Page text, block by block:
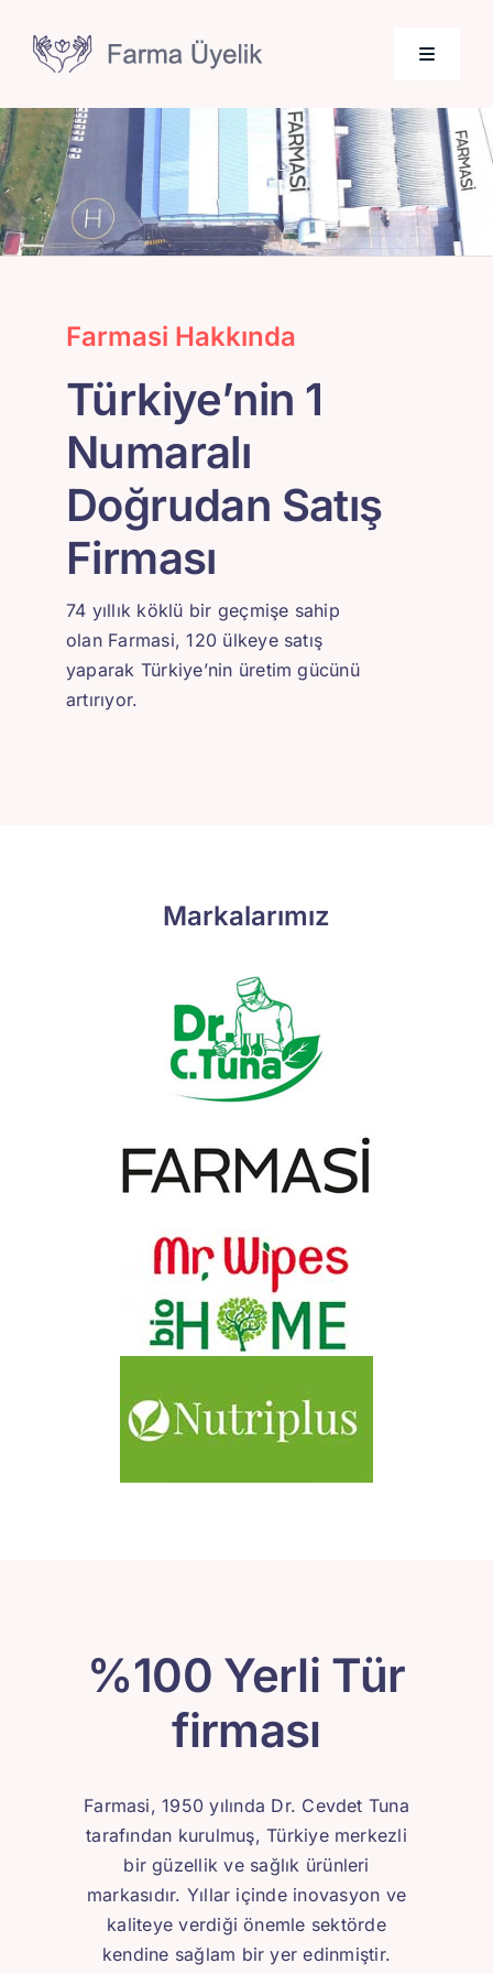
content
Toggle
Anasayfa
Farmasi Hakkında
Farmasi Hakkında
Türkiye’nin 1
Numaralı
Doğrudan Satış
Firması
74 yıllık köklü bir geçmişe sahip
olan Farmasi, 120 ülkeye satış
yaparak Türkiye’nin üretim gücünü
artırıyor.
Markalarımız
%100 Yerli Tür
firması
Farmasi, 1950 yılında Dr. Cevdet Tuna
tarafından kurulmuş, Türkiye merkezli
bir güzellik ve sağlık ürünleri
markasıdır. Yıllar içinde inovasyon ve
kaliteye verdiği önemle sektörde
kendine sağlam bir yer edinmiştir.